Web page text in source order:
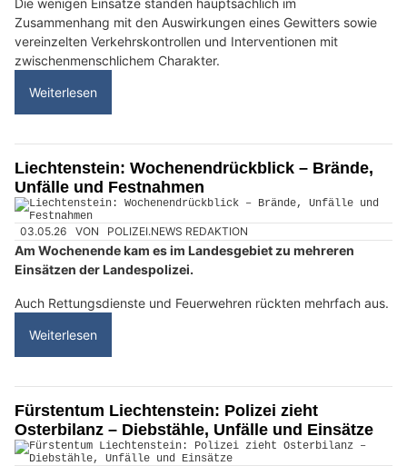
Zusammenhang mit den Auswirkungen eines Gewitters sowie
vereinzelten Verkehrskontrollen und Interventionen mit
zwischenmenschlichem Charakter.
Weiterlesen
Liechtenstein: Wochenendrückblick – Brände,
Unfälle und Festnahmen
03.05.26 VON POLIZEI.NEWS REDAKTION
Am Wochenende kam es im Landesgebiet zu mehreren
Einsätzen der Landespolizei.
Auch Rettungsdienste und Feuerwehren rückten mehrfach aus.
Weiterlesen
Fürstentum Liechtenstein: Polizei zieht
Osterbilanz – Diebstähle, Unfälle und Einsätze